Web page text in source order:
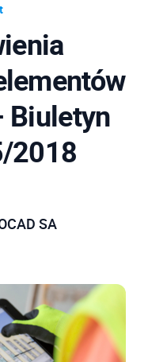
Biuletyn
2018
SA